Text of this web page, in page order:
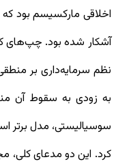
آشکار شده بود. چپ‌های
نظم سرمایه‌داری بر
به زودی به سقوط آن
سوسیالیستی، مدل برتر
کرد. این دو مدعای کلی،